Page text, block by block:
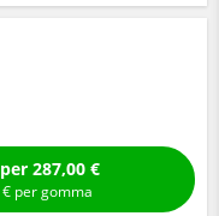
Compra con montaggio per 287,00 €
€ per gomma